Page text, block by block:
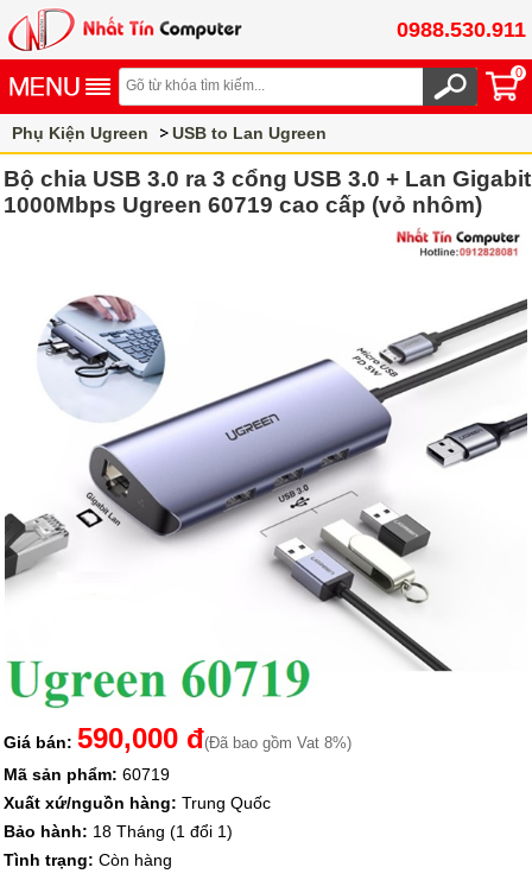
0988.530.911
0
Phụ Kiện Ugreen USB to Lan Ugreen
Bộ chia USB 3.0 ra 3 cổng USB 3.0 + Lan Gigabit
1000Mbps Ugreen 60719 cao cấp (vỏ nhôm)
Giá bán: 590,000 đ(Đã bao gồm Vat 8%)
Mã sản phẩm: 60719
Xuất xứ/nguồn hàng: Trung Quốc
Bảo hành: 18 Tháng (1 đổi 1)
Tình trạng: Còn hàng